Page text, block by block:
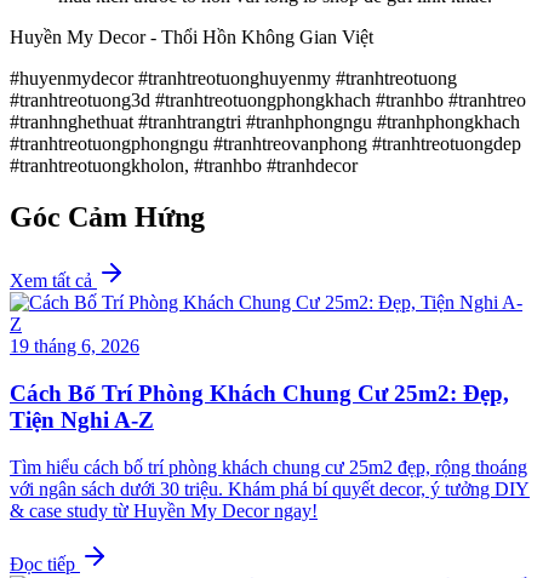
Huyền My Decor - Thổi Hồn Không Gian Việt
#huyenmydecor #tranhtreotuonghuyenmy #tranhtreotuong
#tranhtreotuong3d #tranhtreotuongphongkhach #tranhbo #tranhtreo
#tranhnghethuat #tranhtrangtri #tranhphongngu #tranhphongkhach
#tranhtreotuongphongngu #tranhtreovanphong #tranhtreotuongdep
#tranhtreotuongkholon, #tranhbo #tranhdecor
Góc Cảm Hứng
Xem tất cả
19 tháng 6, 2026
Cách Bố Trí Phòng Khách Chung Cư 25m2: Đẹp,
Tiện Nghi A-Z
Tìm hiểu cách bố trí phòng khách chung cư 25m2 đẹp, rộng thoáng
với ngân sách dưới 30 triệu. Khám phá bí quyết decor, ý tưởng DIY
& case study từ Huyền My Decor ngay!
Đọc tiếp